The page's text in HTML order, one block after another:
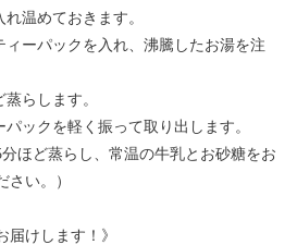
温めておきます。
ィーパックを入れ、沸騰したお湯を注
らします。
ックを軽く振って取り出します。
分ほど蒸らし、常温の牛乳とお砂糖をお
さい。）
届けします！》